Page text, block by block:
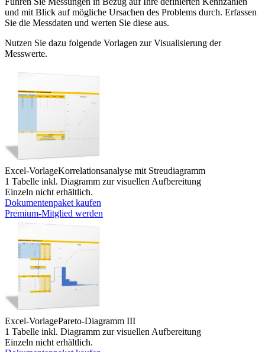
und mit Blick auf mögliche Ursachen des Problems durch. Erfassen
Sie die Messdaten und werten Sie diese aus.
Nutzen Sie dazu folgende Vorlagen zur Visualisierung der
Messwerte.
Excel-VorlageKorrelationsanalyse mit Streudiagramm
1 Tabelle inkl. Diagramm zur visuellen Aufbereitung
Einzeln nicht erhältlich.
Dokumentenpaket kaufen
Premium-Mitglied werden
Excel-VorlagePareto-Diagramm III
1 Tabelle inkl. Diagramm zur visuellen Aufbereitung
Einzeln nicht erhältlich.